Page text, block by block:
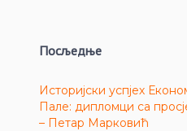
Посљедње
Историјски успјех
Пале: дипломци са
– Петар Марковић